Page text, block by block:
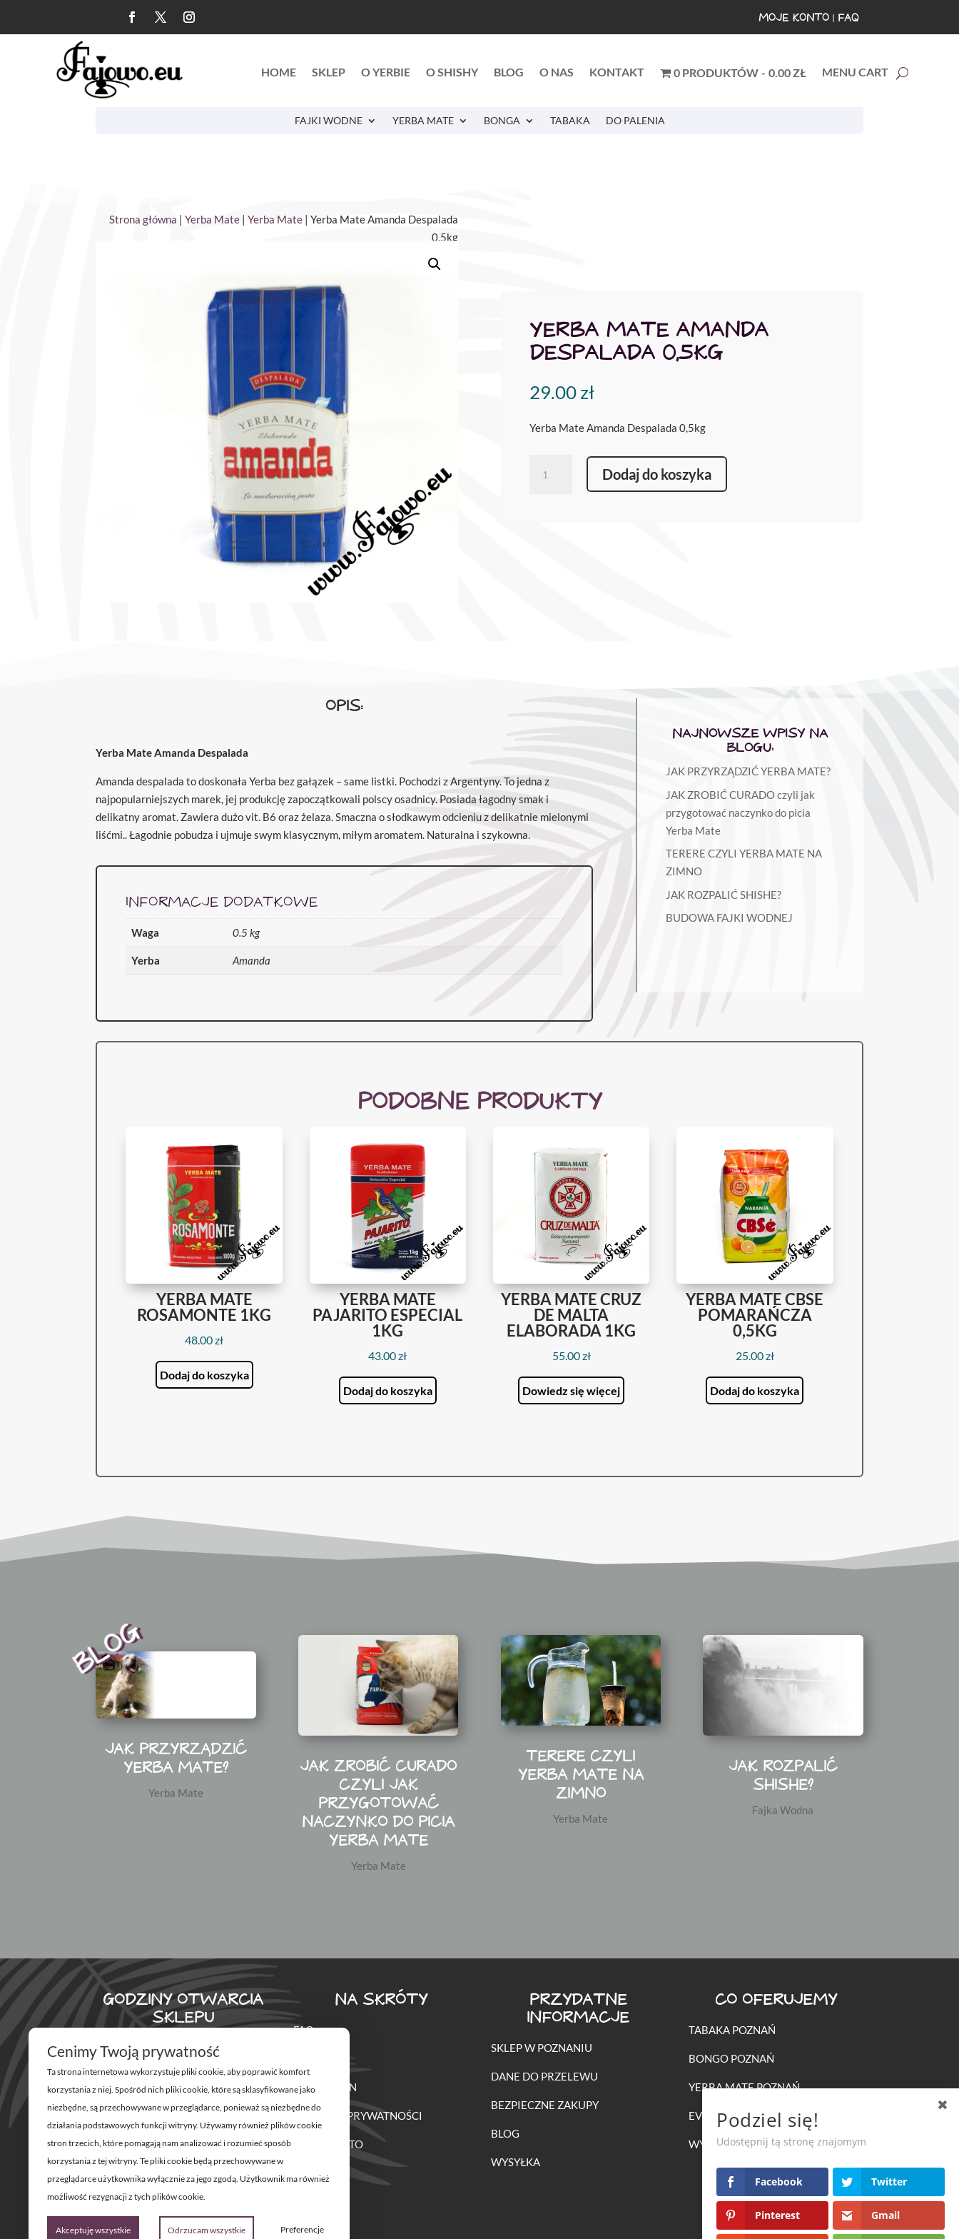
MOJE KONTO | FAQ
HOME SKLEP O YERBIE O SHISHY BLOG O NAS KONTAKT 0 PRODUKTÓW 0.00 ZŁ MENU CART
FAJKI WODNE YERBA MATE BONGA TABAKA DO PALENIA
Strona główna |Yerba Mate |Yerba Mate | Yerba Mate Amanda Despalada
0,5kg
YERBA MATE AMANDA
DESPALADA 0,5KG
29.00zł
Yerba Mate Amanda Despalada 0,5kg
Yerba
Dodaj do koszyka
OPIS:
Yerba Mate Amanda Despalada
Amanda despalada to doskonała Yerba bez gałązek – same listki. Pochodzi z Argentyny. To jedna z
najpopularniejszych marek, jej produkcję zapoczątkowali polscy osadnicy. Posiada łagodny smak i
delikatny aromat. Zawiera dużo vit. B6 oraz żelaza. Smaczna o słodkawym odcieniu z delikatnie mielonymi
liśćmi.. Łagodnie pobudza i ujmuje swym klasycznym, miłym aromatem. Naturalna i szykowna.
INFORMACJE DODATKOWE
Waga 0.5 kg
Yerba Amanda
NAJNOWSZE WPISY NA
BLOGU:
JAK PRZYRZĄDZIĆ YERBA MATE?
JAK ZROBIĆ CURADO czyli jak
przygotować naczynko do picia
Yerba Mate
TERERE CZYLI YERBA MATE NA
ZIMNO
JAK ROZPALIĆ SHISHE?
BUDOWA FAJKI WODNEJ
PODOBNE PRODUKTY
YERBA MATE
ROSAMONTE 1KG
48.00zł
Dodaj do koszyka
YERBA MATE
PAJARITO ESPECIAL
1KG
43.00zł
Dodaj do koszyka
YERBA MATE CRUZ
DE MALTA
ELABORADA 1KG
55.00zł
Dowiedz się więcej
YERBA MATE CBSE
POMARAŃCZA
0,5KG
25.00zł
Dodaj do koszyka
BLOG
JAK PRZYRZĄDZIĆ
YERBA MATE?
Yerba Mate
JAK ZROBIĆ CURADO
CZYLI JAK
PRZYGOTOWAĆ
NACZYNKO DO PICIA
YERBA MATE
Yerba Mate
TERERE CZYLI
YERBA MATE NA
ZIMNO
Yerba Mate
JAK ROZPALIĆ
SHISHE?
Fajka Wodna
GODZINY OTWARCIA
SKLEPU
Poniedziałek – Piątek
11:00 – 20:00
Sobota
11:00 – 18:00
Św. Marcin 61, POZNAŃ
NA SKRÓTY
FAQ
REGULAMIN
POLITYKA PRYWATNOŚCI
MOJE KONTO
PRZYDATNE
INFORMACJE
SKLEP W POZNANIU
DANE DO PRZELEWU
BEZPIECZNE ZAKUPY
BLOG
WYSYŁKA
CO OFERUJEMY
TABAKA POZNAŃ
BONGO POZNAŃ
YERBA MATE POZNAŃ
EVENTY Z FAJKĄ WODNĄ
WYPOŻYCZANIE FAJEK WODNYCH
Podziel się!
Udostępnij tą stronę znajomym
Facebook Twitter
Pinterest Gmail
Cenimy Twoją prywatność
Ta strona internetowa wykorzystuje pliki cookie, aby poprawić komfort
korzystania z niej. Spośród nich pliki cookie, które są sklasyfikowane jako
niezbędne, są przechowywane w przeglądarce, ponieważ są niezbędne do
działania podstawowych funkcji witryny. Używamy również plików cookie
stron trzecich, które pomagają nam analizować i rozumieć sposób
korzystania z tej witryny. Te pliki cookie będą przechowywane w
przeglądarce użytkownika wyłącznie za jego zgodą. Użytkownik ma również
możliwość rezygnacji z tych plików cookie.
Akceptuję wszystkie Odrzucam wszystkie Preferencje